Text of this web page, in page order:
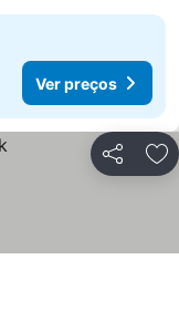
Ver preços
Partilhar
preços